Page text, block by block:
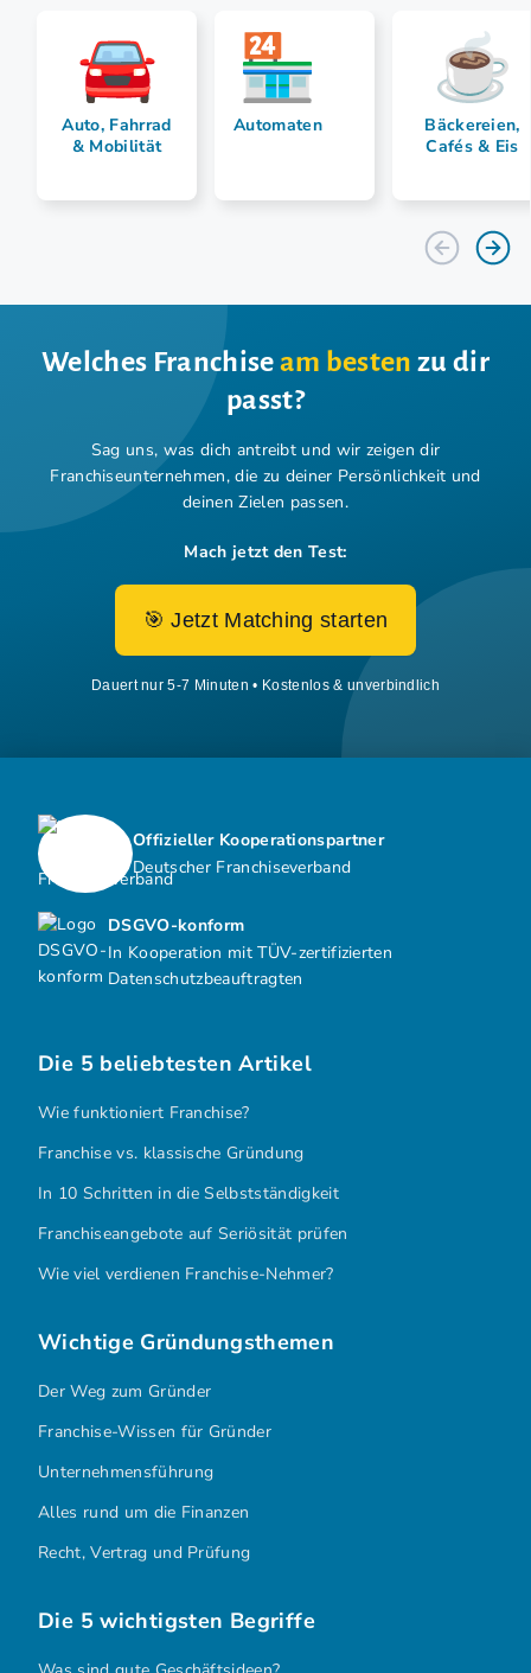
Auto, Fahrrad
& Mobilität
Automaten
Bäckereien,
Cafés & Eis
Welches Franchiseam besten zu dir
passt?
Sag uns, was dich antreibt und wir zeigen dir
Franchiseunternehmen, die zu deiner Persönlichkeit und
deinen Zielen passen.
Mach jetzt den Test:
🎯 Jetzt Matching starten
Dauert nur 5-7 Minuten • Kostenlos & unverbindlich
DSGVO-konform
In Kooperation mit TÜV-zertifizierten
Datenschutzbeauftragten
Offizieller Kooperationspartner
Deutscher Franchiseverband
Die 5 beliebtesten Artikel
Wie funktioniert Franchise?
Franchise vs. klassische Gründung
In 10 Schritten in die Selbstständigkeit
Franchiseangebote auf Seriösität prüfen
Wie viel verdienen Franchise-Nehmer?
Wichtige Gründungsthemen
Der Weg zum Gründer
Franchise-Wissen für Gründer
Unternehmensführung
Alles rund um die Finanzen
Recht, Vertrag und Prüfung
Die 5 wichtigsten Begriffe